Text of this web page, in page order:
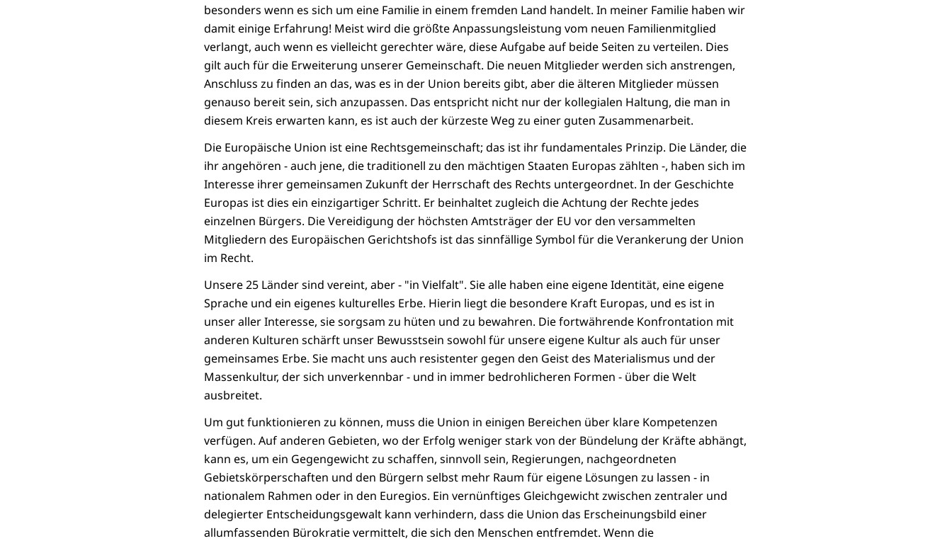
besonders wenn es sich um eine Familie in einem fremden Land handelt. In meiner Familie haben wir
damit einige Erfahrung! Meist wird die größte Anpassungsleistung vom neuen Familienmitglied
verlangt, auch wenn es vielleicht gerechter wäre, diese Aufgabe auf beide Seiten zu verteilen. Dies
gilt auch für die Erweiterung unserer Gemeinschaft. Die neuen Mitglieder werden sich anstrengen,
Anschluss zu finden an das, was es in der Union bereits gibt, aber die älteren Mitglieder müssen
genauso bereit sein, sich anzupassen. Das entspricht nicht nur der kollegialen Haltung, die man in
diesem Kreis erwarten kann, es ist auch der kürzeste Weg zu einer guten Zusammenarbeit.
Die Europäische Union ist eine Rechtsgemeinschaft; das ist ihr fundamentales Prinzip. Die Länder, die
ihr angehören - auch jene, die traditionell zu den mächtigen Staaten Europas zählten -, haben sich im
Interesse ihrer gemeinsamen Zukunft der Herrschaft des Rechts untergeordnet. In der Geschichte
Europas ist dies ein einzigartiger Schritt. Er beinhaltet zugleich die Achtung der Rechte jedes
einzelnen Bürgers. Die Vereidigung der höchsten Amtsträger der EU vor den versammelten
Mitgliedern des Europäischen Gerichtshofs ist das sinnfällige Symbol für die Verankerung der Union
im Recht.
Unsere 25 Länder sind vereint, aber - "in Vielfalt". Sie alle haben eine eigene Identität, eine eigene
Sprache und ein eigenes kulturelles Erbe. Hierin liegt die besondere Kraft Europas, und es ist in
unser aller Interesse, sie sorgsam zu hüten und zu bewahren. Die fortwährende Konfrontation mit
anderen Kulturen schärft unser Bewusstsein sowohl für unsere eigene Kultur als auch für unser
gemeinsames Erbe. Sie macht uns auch resistenter gegen den Geist des Materialismus und der
Massenkultur, der sich unverkennbar - und in immer bedrohlicheren Formen - über die Welt
ausbreitet.
Um gut funktionieren zu können, muss die Union in einigen Bereichen über klare Kompetenzen
verfügen. Auf anderen Gebieten, wo der Erfolg weniger stark von der Bündelung der Kräfte abhängt,
kann es, um ein Gegengewicht zu schaffen, sinnvoll sein, Regierungen, nachgeordneten
Gebietskörperschaften und den Bürgern selbst mehr Raum für eigene Lösungen zu lassen - in
nationalem Rahmen oder in den Euregios. Ein vernünftiges Gleichgewicht zwischen zentraler und
delegierter Entscheidungsgewalt kann verhindern, dass die Union das Erscheinungsbild einer
allumfassenden Bürokratie vermittelt, die sich den Menschen entfremdet. Wenn die